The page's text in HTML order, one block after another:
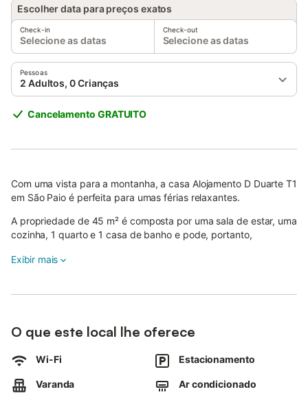
Escolher data para preços exatos
Check-in
Selecione as datas
Check-out
Selecione as datas
Pessoas
2 Adultos, 0 Crianças
Cancelamento GRATUITO
Com uma vista para a montanha, a casa Alojamento D Duarte T1
em São Paio é perfeita para umas férias relaxantes.
A propriedade de 45 m² é composta por uma sala de estar, uma
cozinha, 1 quarto e 1 casa de banho e pode, portanto,
relaxamento à noite.
proximidades há um café e um restaurante.
O Parque Natural da Serra da Estrela fica a 50 minutos de
Exibir mais
O que este local lhe oferece
Wi-Fi Estacionamento
Varanda Ar condicionado